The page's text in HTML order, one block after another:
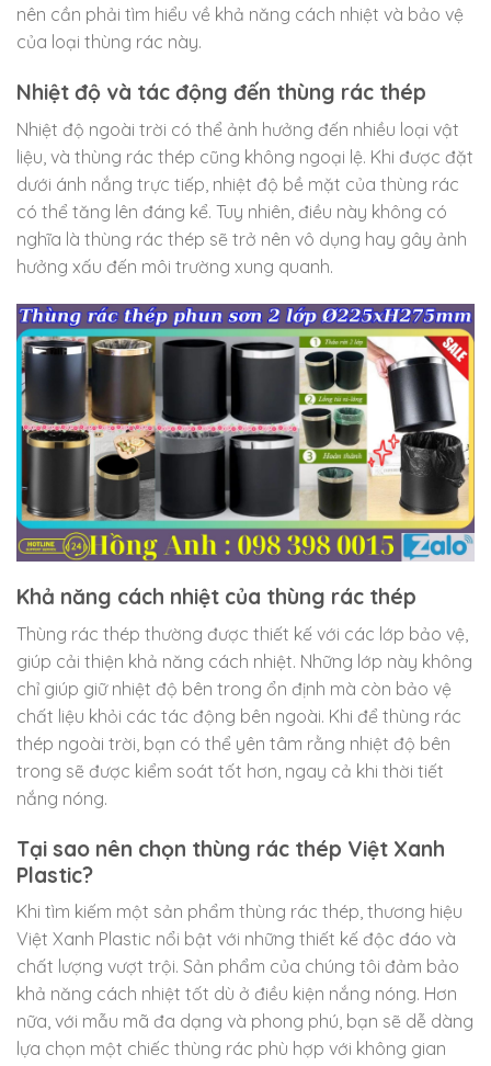
nên cần phải tìm hiểu về khả năng cách nhiệt và bảo vệ
của loại thùng rác này.
Nhiệt độ và tác động đến thùng rác thép
Nhiệt độ ngoài trời có thể ảnh hưởng đến nhiều loại vật
liệu, và thùng rác thép cũng không ngoại lệ. Khi được đặt
dưới ánh nắng trực tiếp, nhiệt độ bề mặt của thùng rác
có thể tăng lên đáng kể. Tuy nhiên, điều này không có
nghĩa là thùng rác thép sẽ trở nên vô dụng hay gây ảnh
hưởng xấu đến môi trường xung quanh.
Khả năng cách nhiệt của thùng rác thép
Thùng rác thép thường được thiết kế với các lớp bảo vệ,
giúp cải thiện khả năng cách nhiệt. Những lớp này không
chỉ giúp giữ nhiệt độ bên trong ổn định mà còn bảo vệ
chất liệu khỏi các tác động bên ngoài. Khi để thùng rác
thép ngoài trời, bạn có thể yên tâm rằng nhiệt độ bên
trong sẽ được kiểm soát tốt hơn, ngay cả khi thời tiết
nắng nóng.
Tại sao nên chọn thùng rác thép Việt Xanh
Plastic?
Khi tìm kiếm một sản phẩm thùng rác thép, thương hiệu
Việt Xanh Plastic nổi bật với những thiết kế độc đáo và
chất lượng vượt trội. Sản phẩm của chúng tôi đảm bảo
khả năng cách nhiệt tốt dù ở điều kiện nắng nóng. Hơn
nữa, với mẫu mã đa dạng và phong phú, bạn sẽ dễ dàng
lựa chọn một chiếc thùng rác phù hợp với không gian